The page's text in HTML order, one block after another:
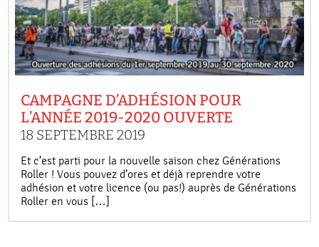
CAMPAGNE D’ADHÉSION POUR
L’ANNÉE 2019-2020 OUVERTE
18 SEPTEMBRE 2019
Et c’est parti pour la nouvelle saison chez Générations
Roller ! Vous pouvez d’ores et déjà reprendre votre
adhésion et votre licence (ou pas!) auprès de Générations
Roller en vous […]